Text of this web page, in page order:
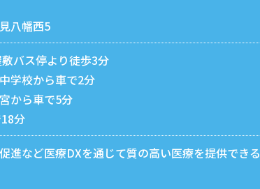
八幡西5
バス停より徒歩3分
学校から車で2分
から車で5分
分
進など医療DXを通じて質の高い医療を提供できる